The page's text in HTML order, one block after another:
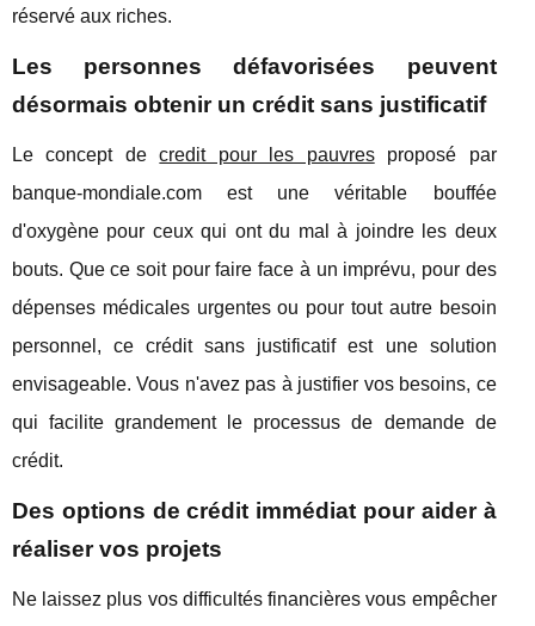
réservé aux riches.
Les personnes défavorisées peuvent
désormais obtenir un crédit sans justificatif
Le concept decredit pour les pauvresproposé par
banque-mondiale.com est une véritable bouffée
d'oxygène pour ceux qui ont du mal à joindre les deux
bouts. Que ce soit pour faire face à un imprévu, pour des
dépenses médicales urgentes ou pour tout autre besoin
personnel, ce crédit sans justificatif est une solution
envisageable. Vous n'avez pas à justifier vos besoins, ce
qui facilite grandement le processus de demande de
crédit.
Des options de crédit immédiat pour aider à
réaliser vos projets
Ne laissez plus vos difficultés financières vous empêcher